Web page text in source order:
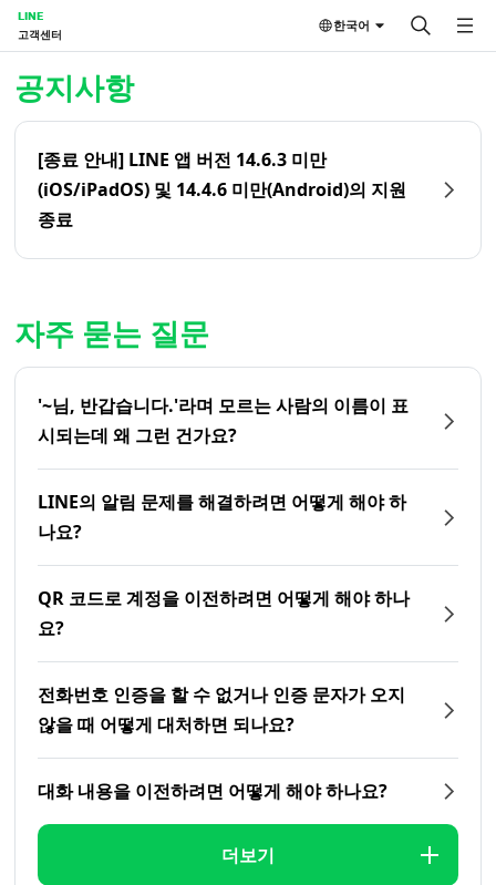
LINE
고객센터
한국어
공지사항
[종료 안내] LINE 앱 버전 14.6.3 미만
(iOS/iPadOS) 및 14.4.6 미만(Android)의 지원
종료
자주 묻는 질문
'~님, 반갑습니다.'라며 모르는 사람의 이름이 표
시되는데 왜 그런 건가요?
LINE의 알림 문제를 해결하려면 어떻게 해야 하
나요?
QR 코드로 계정을 이전하려면 어떻게 해야 하나
요?
전화번호 인증을 할 수 없거나 인증 문자가 오지
않을 때 어떻게 대처하면 되나요?
대화 내용을 이전하려면 어떻게 해야 하나요?
더보기